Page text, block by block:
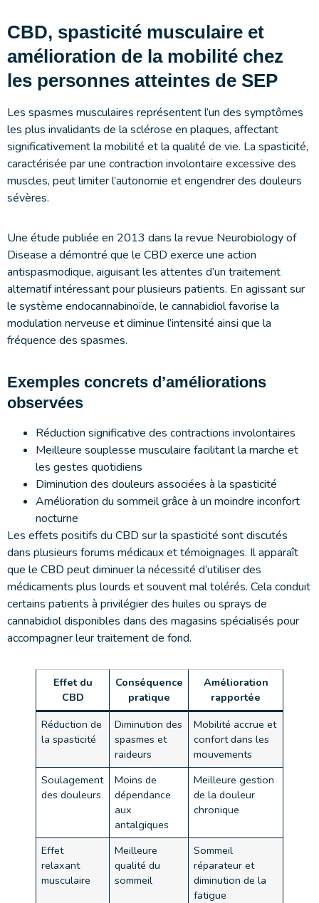
CBD, spasticité musculaire et
amélioration de la mobilité chez
les personnes atteintes de SEP
Les spasmes musculaires représentent l’un des symptômes
les plus invalidants de la sclérose en plaques, affectant
significativement la mobilité et la qualité de vie. La spasticité,
caractérisée par une contraction involontaire excessive des
muscles, peut limiter l’autonomie et engendrer des douleurs
sévères.
Une étude publiée en 2013 dans la revue Neurobiology of
Disease a démontré que le CBD exerce une action
antispasmodique, aiguisant les attentes d’un traitement
alternatif intéressant pour plusieurs patients. En agissant sur
le système endocannabinoïde, le cannabidiol favorise la
modulation nerveuse et diminue l’intensité ainsi que la
fréquence des spasmes.
Exemples concrets d’améliorations
observées
Réduction significative des contractions involontaires
Meilleure souplesse musculaire facilitant la marche et
les gestes quotidiens
Diminution des douleurs associées à la spasticité
Amélioration du sommeil grâce à un moindre inconfort
nocturne
Les effets positifs du CBD sur la spasticité sont discutés
dans plusieurs forums médicaux et témoignages. Il apparaît
que le CBD peut diminuer la nécessité d’utiliser des
médicaments plus lourds et souvent mal tolérés. Cela conduit
certains patients à privilégier des huiles ou sprays de
cannabidiol disponibles dans des magasins spécialisés pour
accompagner leur traitement de fond.
Effet du
CBD
Conséquence
pratique
Amélioration
rapportée
Réduction de
la spasticité
Diminution des
spasmes et
raideurs
Mobilité accrue et
confort dans les
mouvements
Soulagement
des douleurs
Moins de
dépendance
aux
antalgiques
Meilleure gestion
de la douleur
chronique
Effet
relaxant
musculaire
Meilleure
qualité du
sommeil
Sommeil
réparateur et
diminution de la
fatigue